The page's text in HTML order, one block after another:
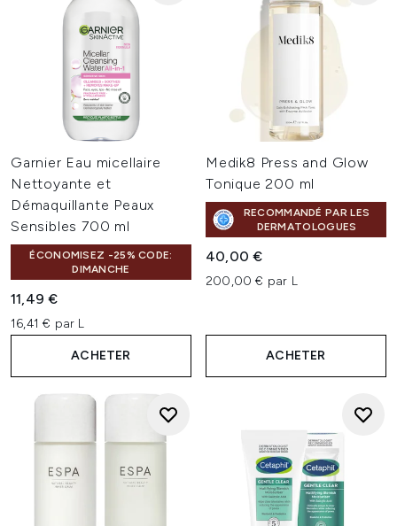
Garnier Eau micellaire
Nettoyante et
Démaquillante Peaux
Sensibles 700 ml
ÉCONOMISEZ -25% CODE:
DIMANCHE
11,49 €
16,41 € par L
ACHETER
Medik8 Press and Glow
Tonique 200 ml
RECOMMANDÉ PAR LES
DERMATOLOGUES
40,00 €
200,00 € par L
ACHETER